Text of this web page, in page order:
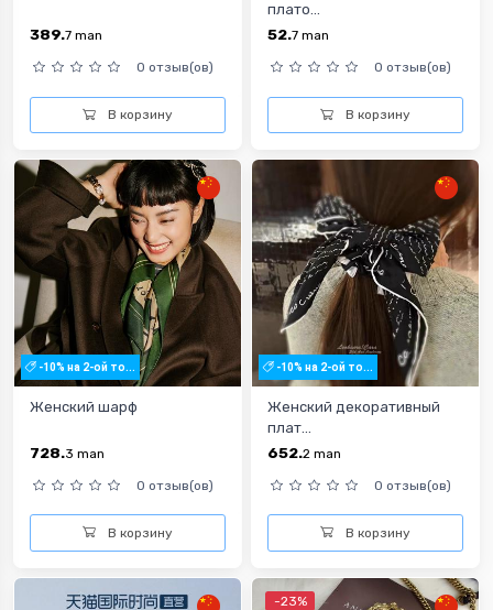
389.7 man
0 отзыв(ов)
В корзину
плато...
52.7 man
0 отзыв(ов)
В корзину
-10% на 2-ой то...
Женский шарф
728.3 man
0 отзыв(ов)
В корзину
-10% на 2-ой то...
Женский декоративный
плат...
652.2 man
0 отзыв(ов)
В корзину
-23%